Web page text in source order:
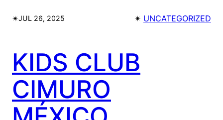
✴︎JUL 26, 2025 ✴︎ UNCATEGORIZED
KIDS CLUB
CIMURO